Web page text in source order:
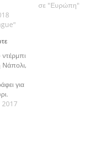
σε "Ευρώπη"
Νάπολι,
για
2017